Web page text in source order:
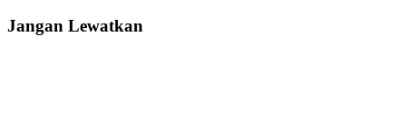
Jangan Lewatkan